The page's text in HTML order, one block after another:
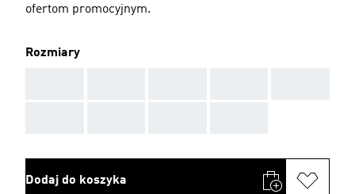
ofertom promocyjnym.
Rozmiary
Dodaj do koszyka